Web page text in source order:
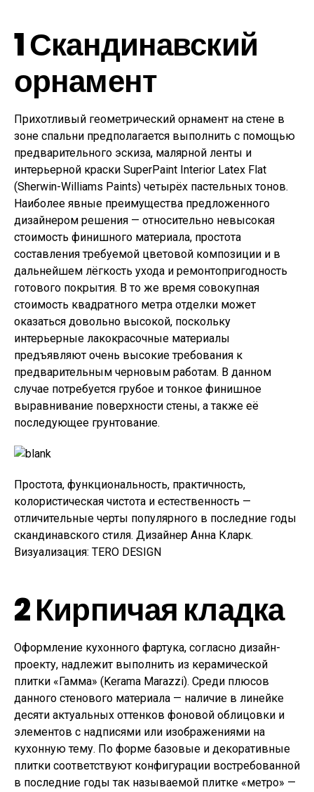
1Скандинавский
орнамент
Прихотливый геометрический орнамент на стене в
зоне спальни предполагается выполнить с помощью
предварительного эскиза, малярной ленты и
интерьерной краски SuperPaint Interior Latex Flat
(Sherwin-Williams Paints) четырёх пастельных тонов.
Наиболее явные преимущества предложенного
дизайнером решения — относительно невысокая
стоимость финишного материала, простота
составления требуемой цветовой композиции и в
дальнейшем лёгкость ухода и ремонтопригодность
готового покрытия. В то же время совокупная
стоимость квадратного метра отделки может
оказаться довольно высокой, поскольку
интерьерные лакокрасочные материалы
предъявляют очень высокие требования к
предварительным черновым работам. В данном
случае потребуется грубое и тонкое финишное
выравнивание поверхности стены, а также её
последующее грунтование.
Простота, функциональность, практичность,
колористическая чистота и естественность —
отличительные черты популярного в последние годы
скандинавского стиля. Дизайнер Анна Кларк.
Визуализация: TERO DESIGN
2Кирпичая кладка
Оформление кухонного фартука, согласно дизайн-
проекту, надлежит выполнить из керамической
плитки «Гамма» (Kerama Marazzi). Среди плюсов
данного стенового материала — наличие в линейке
десяти актуальных оттенков фоновой облицовки и
элементов с надписями или изображениями на
кухонную тему. По форме базовые и декоративные
плитки соответствуют конфигурации востребованной
в последние годы так называемой плитке «метро» —